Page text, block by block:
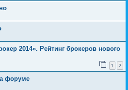
2014». Рейтинг брокеров нового
1 2
форуме